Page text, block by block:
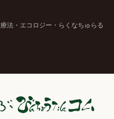
法・エコロジー・らくなちゅらる